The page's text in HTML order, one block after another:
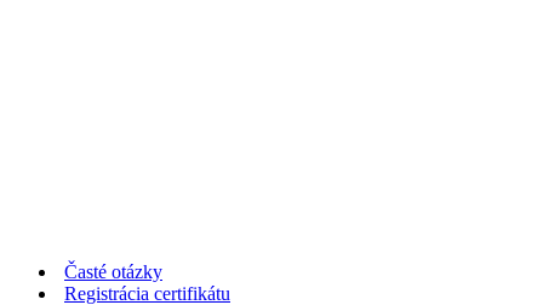
Časté otázky
Registrácia certifikátu